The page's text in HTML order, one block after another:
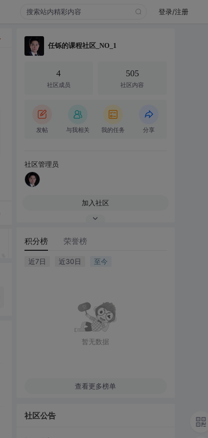
登录/注册
任铄的课程社区_NO_1
4
社区成员
505
社区内容
发帖 与我相关 我的任务 分享
社区管理员
加入社区
积分榜 荣誉榜
近7日 近30日 至今
暂无数据
查看更多榜单
社区公告